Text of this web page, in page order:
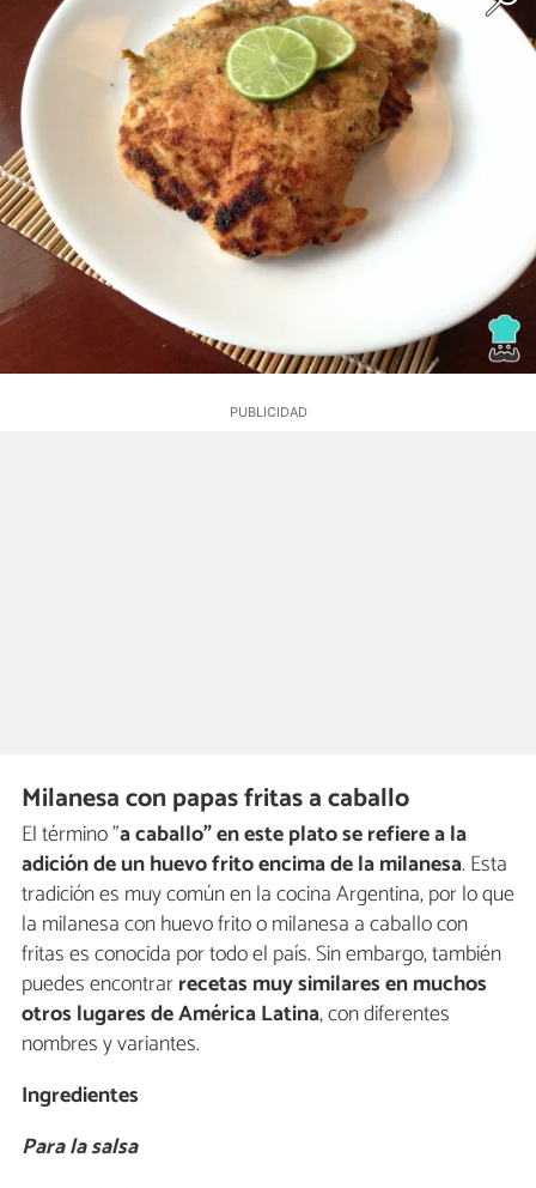
Milanesa con papas fritas a caballo
El término "a caballo" en este plato se refiere a la
adición de un huevo fritoencima de la milanesa. Esta
tradición es muy común en la cocina Argentina, por lo que
la milanesa con huevo frito o milanesa a caballo con
fritas es conocida por todo el país. Sin embargo, también
puedes encontrarrecetas muy similares en muchos
otros lugares de América Latina, con diferentes
nombres y variantes.
Ingredientes
Para la salsa